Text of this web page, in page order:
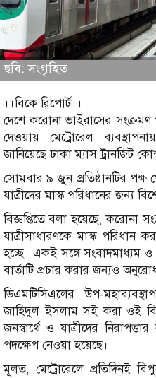
ছবি: সংগৃহিত
।।বিকে রিপোর্ট।।
দেশে করোনা ভাইরাসের
দেওয়ায় মেট্রোরেল
জানিয়েছে ঢাকা ম্যাস ট্রানজিট
সোমবার ৯ জুন প্রতিষ্ঠানটির পক্ষ
যাত্রীদের মাস্ক পরিধানের জন্য
বিজ্ঞপ্তিতে বলা হয়েছে, করোনা
যাত্রীসাধারণকে মাস্ক পরিধান
হচ্ছে। একই সঙ্গে সংবাদমাধ্যম
বার্তাটি প্রচার করার জন্যও
ডিএমটিসিএলের উপ-
জাহিদুল ইসলাম সই করা ওই
জনস্বার্থে ও যাত্রীদের
পদক্ষেপ নেওয়া হয়েছে।
মূলত, মেট্রোরেলে প্রতিদিনই